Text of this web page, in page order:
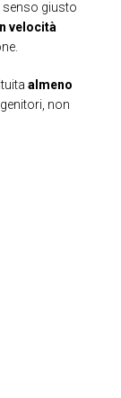
senso giusto
velocità
almeno
non